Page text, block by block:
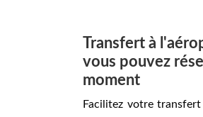
Transfert à
vous pouvez
moment
Facilitez votre